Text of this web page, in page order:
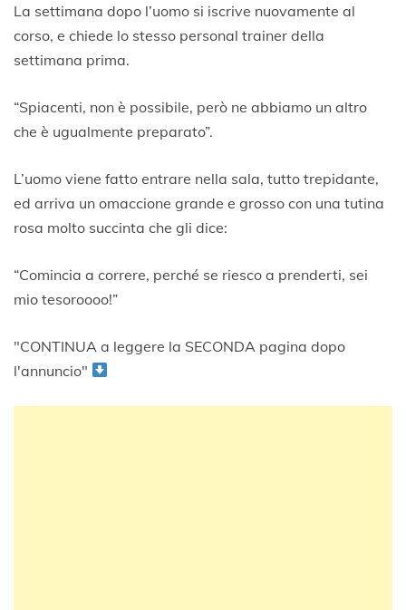
La settimana dopo l’uomo si iscrive nuovamente al
corso, e chiede lo stesso personal trainer della
settimana prima.
“Spiacenti, non è possibile, però ne abbiamo un altro
che è ugualmente preparato”.
L’uomo viene fatto entrare nella sala, tutto trepidante,
ed arriva un omaccione grande e grosso con una tutina
rosa molto succinta che gli dice:
“Comincia a correre, perché se riesco a prenderti, sei
mio tesoroooo!”
"CONTINUA a leggere la SECONDA pagina dopo
l'annuncio"